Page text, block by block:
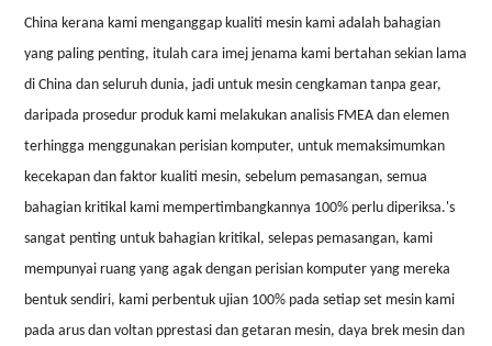
China kerana kami menganggap kualiti mesin kami adalah bahagian
yang paling penting, itulah cara imej jenama kami bertahan sekian lama
di China dan seluruh dunia, jadi untuk mesin cengkaman tanpa gear,
daripada prosedur produk kami melakukan analisis FMEA dan elemen
terhingga menggunakan perisian komputer, untuk memaksimumkan
kecekapan dan faktor kualiti mesin, sebelum pemasangan, semua
bahagian kritikal kami mempertimbangkannya 100% perlu diperiksa.'s
sangat penting untuk bahagian kritikal, selepas pemasangan, kami
mempunyai ruang yang agak dengan perisian komputer yang mereka
bentuk sendiri, kami perbentuk ujian 100% pada setiap set mesin kami
pada arus dan voltan pprestasi dan getaran mesin, daya brek mesin dan